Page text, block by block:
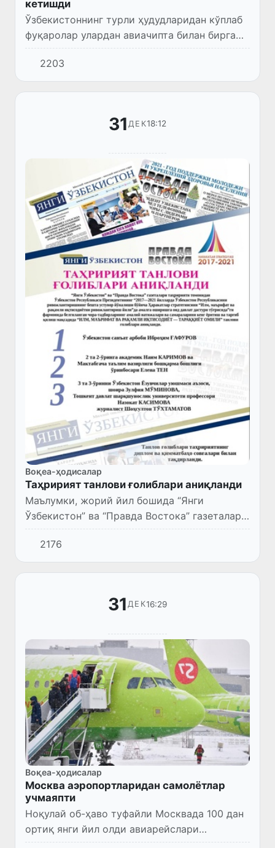
кетишди
Ўзбекистоннинг турли ҳудудларидан кўплаб
фуқаролар улардан авиачипта билан бирга
сохта тиббий маълумотномани сотиб олиб
Россияга учиб борган.
2203
31 ДЕК18:12
Воқеа-ҳодисалар
Таҳририят танлови ғолиблари аниқланди
Маълумки, жорий йил бошида “Янги
Ўзбекистон” ва “Правда Востока” газеталари
таҳририяти томонидан Ўзбекистон
Республикаси Президентининг “2017—2021
йилларда Ўзбекистон Республикасин...
2176
31 ДЕК16:29
Воқеа-ҳодисалар
Москва аэропортларидан самолётлар
учмаяпти
Ноқулай об-ҳаво туфайли Москвада 100 дан
ортиқ янги йил олди авиарейслари
тўхтатилиб турибди.